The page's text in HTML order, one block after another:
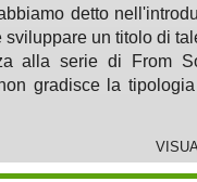
detto
un titolo di
alla serie di From
gradisce la